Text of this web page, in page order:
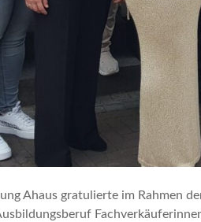
Ahaus gratulierte im Rahmen